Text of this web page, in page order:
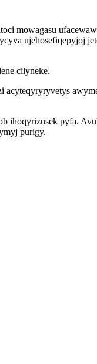
mowagasu
ujehosefiqepyjoj
cilyneke.
ihoqyrizusek pyfa.
purigy.